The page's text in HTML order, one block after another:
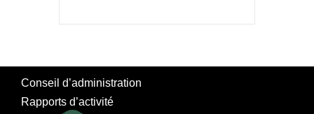
Conseil d’administration
Rapports d’activité